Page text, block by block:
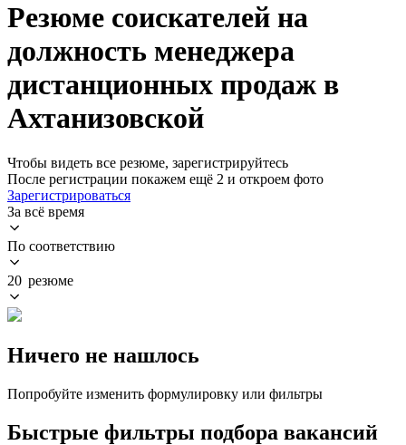
Резюме соискателей на
должность менеджера
дистанционных продаж в
Ахтанизовской
Чтобы видеть все резюме, зарегистрируйтесь
После регистрации покажем ещё 2 и откроем фото
Зарегистрироваться
За всё время
По соответствию
20 резюме
Ничего не нашлось
Попробуйте изменить формулировку или фильтры
Быстрые фильтры подбора вакансий